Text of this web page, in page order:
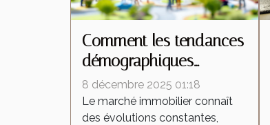
Comment les tendances
démographiques
influencent-elles le
marché immobilier ?
8 décembre 2025 01:18
Le marché immobilier connaît
des évolutions constantes,